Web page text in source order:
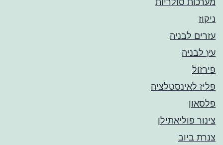
ניקוז
עזרים לבניה
עץ לבניה
פירזול
פליז לאינסטלציה
פלסאון
צינור פוליאתילן
צנרת ביוב